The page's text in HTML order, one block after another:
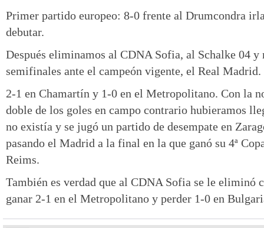
Primer partido europeo: 8-0 frente al Drumcondra
debutar.
Después eliminamos al CDNA Sofia, al Schalke 04 y
semifinales ante el campeón vigente, el Real Madrid.
2-1 en Chamartín y 1-0 en el Metropolitano. Con la
doble de los goles en campo contrario hubieramos
no existía y se jugó un partido de desempate en
pasando el Madrid a la final en la que ganó su 4ª
Reims.
También es verdad que al CDNA Sofia se le eliminó
ganar 2-1 en el Metropolitano y perder 1-0 en